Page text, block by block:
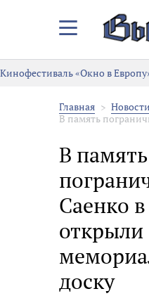
Закрыть/
меню
Кинофестиваль «Окно в
Главная Новости
В память
В память
Саенко
открыли
доску